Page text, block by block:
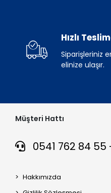
Hızlı
Siparişleriniz
elinize ulaşır.
Müşteri Hattı
0541 762 84 55
Hakkımızda